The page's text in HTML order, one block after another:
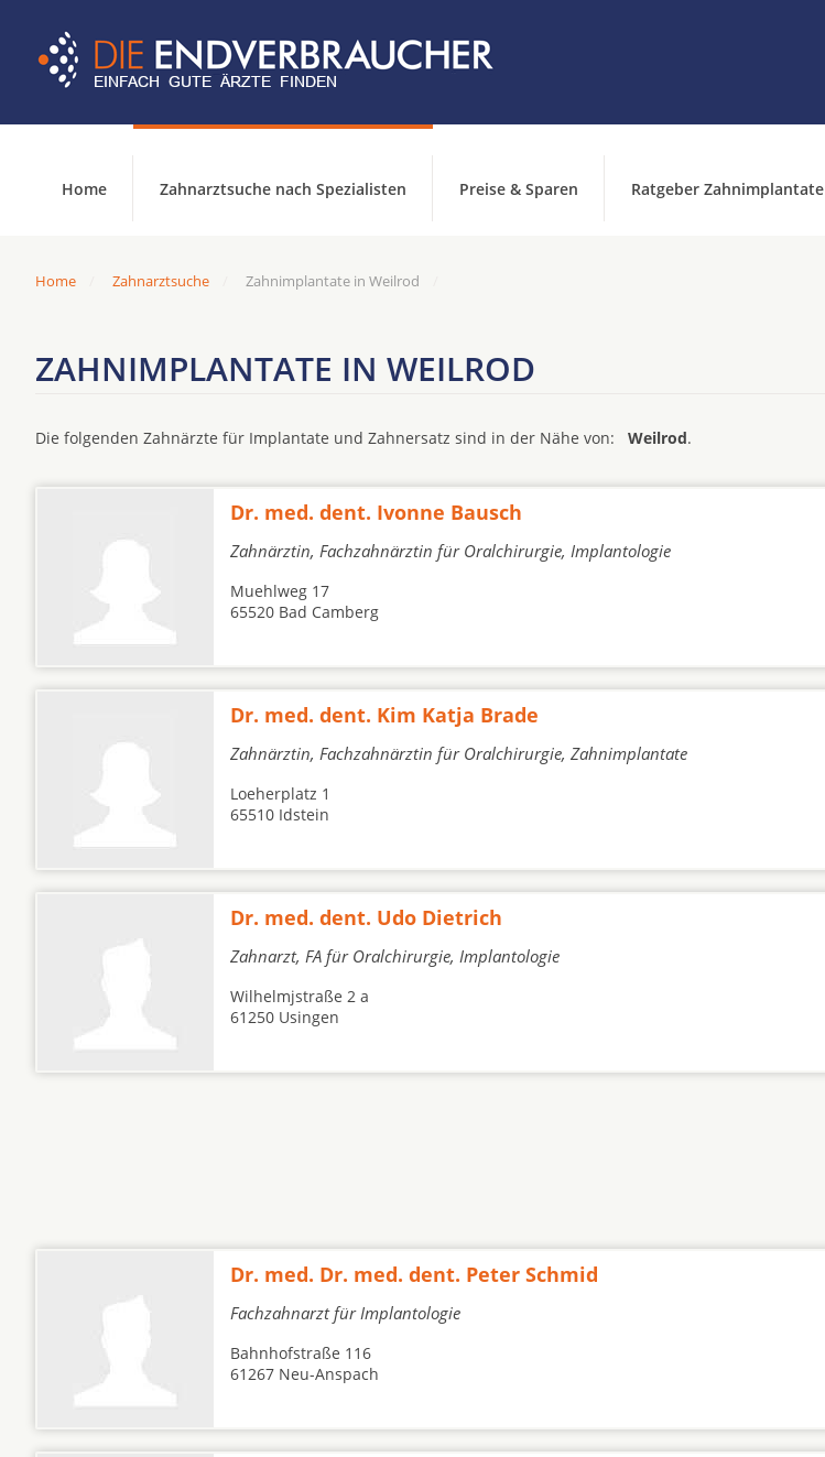
Home Zahnarztsuche nach Spezialisten Preise & Sparen Ratgeber Zahnimplantate
Home Zahnarztsuche Zahnimplantate in Weilrod
ZAHNIMPLANTATE IN WEILROD
Die folgenden Zahnärzte für Implantate und Zahnersatz sind in der Nähe von: Weilrod.
Dr. med. dent. Ivonne Bausch
Zahnärztin, Fachzahnärztin für Oralchirurgie, Implantologie
Muehlweg 17
65520 Bad Camberg
Dr. med. dent. Kim Katja Brade
Zahnärztin, Fachzahnärztin für Oralchirurgie, Zahnimplantate
Loeherplatz 1
65510 Idstein
Dr. med. dent. Udo Dietrich
Zahnarzt, FA für Oralchirurgie, Implantologie
Wilhelmjstraße 2 a
61250 Usingen
Dr. med. Dr. med. dent. Peter Schmid
Fachzahnarzt für Implantologie
Bahnhofstraße 116
61267 Neu-Anspach